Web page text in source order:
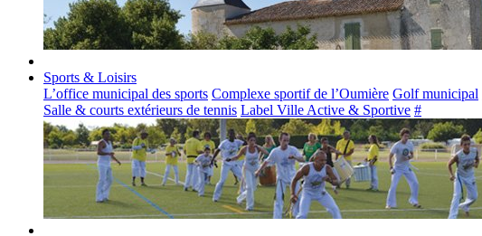
Sports & Loisirs
L’office municipal des sports Complexe sportif de l’Oumière Golf municipal
Salle & courts extérieurs de tennis Label Ville Active & Sportive #